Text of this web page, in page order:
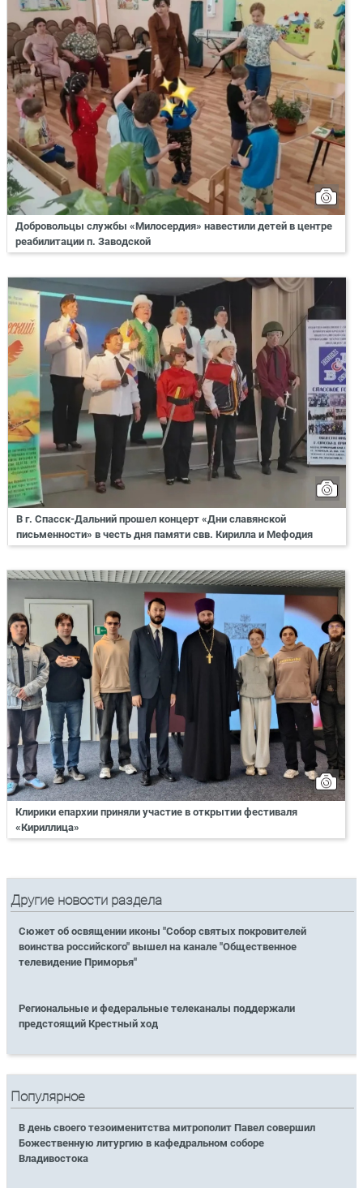
Добровольцы службы «Милосердия» навестили детей в центре
реабилитации п. Заводской
В г. Спасск-Дальний прошел концерт «Дни славянской
письменности» в честь дня памяти свв. Кирилла и Мефодия
Клирики епархии приняли участие в открытии фестиваля
«Кириллица»
Другие новости раздела
Сюжет об освящении иконы "Собор святых покровителей
воинства российского" вышел на канале "Общественное
телевидение Приморья"
Региональные и федеральные телеканалы поддержали
предстоящий Крестный ход
Популярное
В день своего тезоименитства митрополит Павел совершил
Божественную литургию в кафедральном соборе
Владивостока